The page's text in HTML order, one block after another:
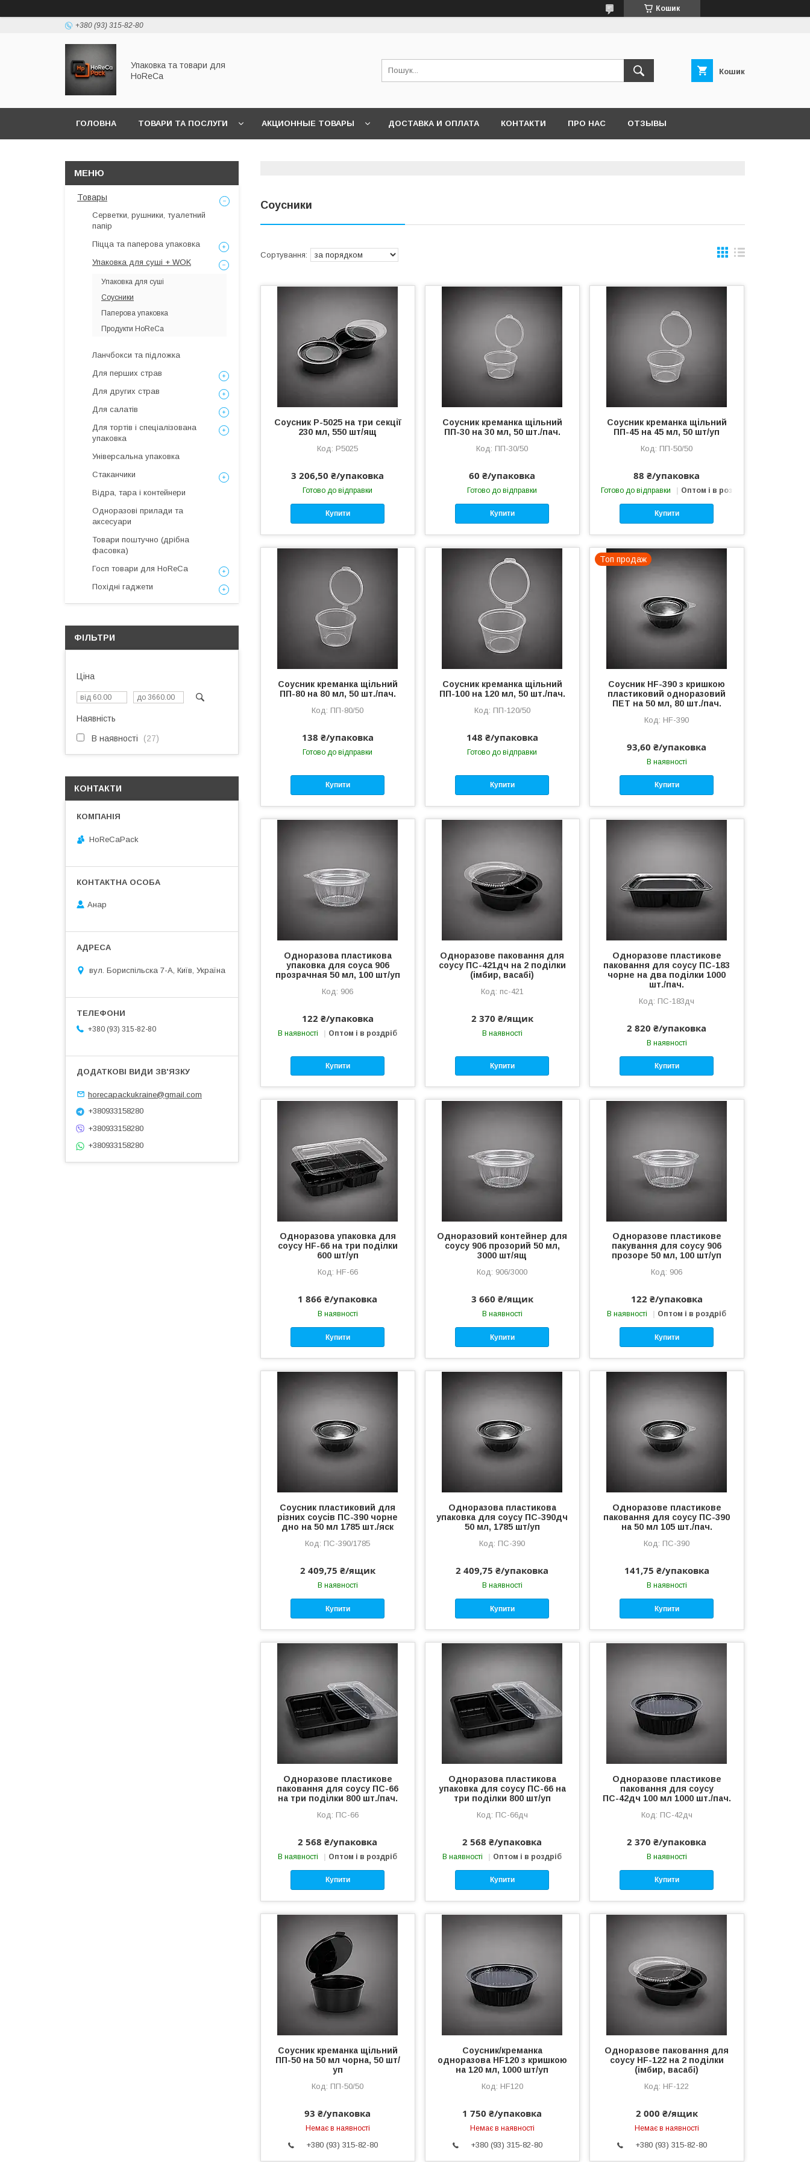
Кошик
+380 (93) 315-82-80
Упаковка та товари для
HoReCa
Кошик
ГОЛОВНА ТОВАРИ ТА ПОСЛУГИ АКЦИОННЫЕ ТОВАРЫ ДОСТАВКА И ОПЛАТА КОНТАКТИ ПРО НАС ОТЗЫВЫ
Соусники
Соусник Р-5025 на три секції
230 мл, 550 шт/ящ
Р5025
3 206,50 ₴/упаковка
Готово до відправки
Купити
Соусник креманка щільний
ПП-30 на 30 мл, 50 шт./пач.
ПП-30/50
60 ₴/упаковка
Готово до відправки
Купити
Соусник креманка щільний
ПП-45 на 45 мл, 50 шт/уп
ПП-50/50
88 ₴/упаковка
Готово до відправки Оптом і в роздріб
Купити
Соусник креманка щільний
ПП-80 на 80 мл, 50 шт./пач.
ПП-80/50
138 ₴/упаковка
Готово до відправки
Купити
Соусник креманка щільний
ПП-100 на 120 мл, 50 шт./пач.
ПП-120/50
148 ₴/упаковка
Готово до відправки
Купити
Топ продаж
Соусник HF-390 з кришкою
пластиковий одноразовий
ПЕТ на 50 мл, 80 шт./пач.
HF-390
93,60 ₴/упаковка
В наявності
Купити
Одноразова пластикова
упаковка для соуса 906
прозрачная 50 мл, 100 шт/уп
906
122 ₴/упаковка
В наявності Оптом і в роздріб
Купити
Одноразове паковання для
соусу ПС-421дч на 2 поділки
(імбир, васабі)
пс-421
2 370 ₴/ящик
В наявності
Купити
Одноразове пластикове
паковання для соусу ПС-183
чорне на два поділки 1000
шт./пач.
ПС-183дч
2 820 ₴/упаковка
В наявності
Купити
Одноразова упаковка для
соусу HF-66 на три поділки
600 шт/уп
HF-66
1 866 ₴/упаковка
В наявності
Купити
Одноразовий контейнер для
соусу 906 прозорий 50 мл,
3000 шт/ящ
906/3000
3 660 ₴/ящик
В наявності
Купити
Одноразове пластикове
пакування для соусу 906
прозоре 50 мл, 100 шт/уп
906
122 ₴/упаковка
В наявності Оптом і в роздріб
Купити
Соусник пластиковий для
різних соусів ПС-390 чорне
дно на 50 мл 1785 шт./яск
ПС-390/1785
2 409,75 ₴/ящик
В наявності
Купити
Одноразова пластикова
упаковка для соусу ПС-390дч
50 мл, 1785 шт/уп
ПС-390
2 409,75 ₴/упаковка
В наявності
Купити
Одноразове пластикове
паковання для соусу ПС-390
на 50 мл 105 шт./пач.
ПС-390
141,75 ₴/упаковка
В наявності
Купити
Одноразове пластикове
паковання для соусу ПС-66
на три поділки 800 шт./пач.
ПС-66
2 568 ₴/упаковка
В наявності Оптом і в роздріб
Купити
Одноразова пластикова
упаковка для соусу ПС-66 на
три поділки 800 шт/уп
ПС-66дч
2 568 ₴/упаковка
В наявності Оптом і в роздріб
Купити
Одноразове пластикове
паковання для соусу
ПС-42дч 100 мл 1000 шт./пач.
ПС-42дч
2 370 ₴/упаковка
В наявності
Купити
Соусник креманка щільний
ПП-50 на 50 мл чорна, 50 шт/
уп
ПП-50/50
93 ₴/упаковка
Немає в наявності
+380 (93) 315-82-80
Соусник/креманка
одноразова HF120 з кришкою
на 120 мл, 1000 шт/уп
HF120
1 750 ₴/упаковка
Немає в наявності
+380 (93) 315-82-80
Одноразове паковання для
соусу HF-122 на 2 поділки
(імбир, васабі)
HF-122
2 000 ₴/ящик
Немає в наявності
+380 (93) 315-82-80
Товары
Серветки, рушники, туалетний
папір
Піцца та паперова упаковка
Упаковка для суші + WOK
Упаковка для суші
Соусники
Паперова упаковка
Продукти HoReCa
Ланчбокси та підложка
Для перших страв
Для других страв
Для салатів
Для тортів і спеціалізована
упаковка
Універсальна упаковка
Стаканчики
Відра, тара і контейнери
Одноразові прилади та
аксесуари
Товари поштучно (дрібна
фасовка)
Госп товари для HoReCa
Похідні гаджети
ФІЛЬТРИ
Ціна
Наявність
В наявності 27
КОНТАКТИ
HoReCaPack
Анар
вул. Бориспільска 7-А, Київ, Україна
+380 (93) 315-82-80
horecapackukraine@gmail.com
+380933158280
+380933158280
+380933158280